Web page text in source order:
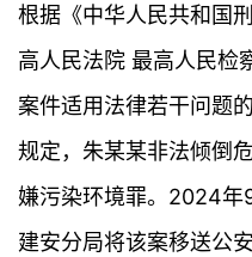
根据《中华人民共和国
高人民法院 最高人民检
案件适用法律若干问题
规定，朱某某非法倾倒
嫌污染环境罪。2024年
建安分局将该案移送公